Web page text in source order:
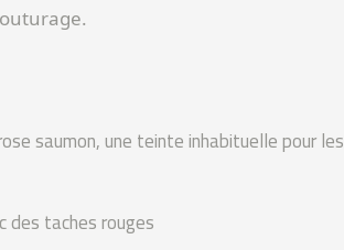
saumon, une teinte inhabituelle pour les
taches rouges